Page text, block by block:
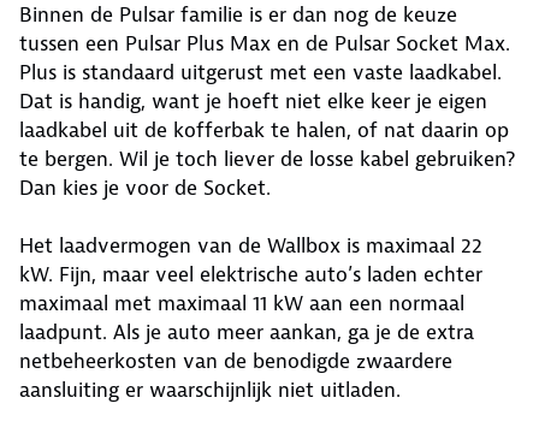
Binnen de Pulsar familie is er dan nog de keuze
tussen een Pulsar Plus Max en de Pulsar Socket Max.
Plus is standaard uitgerust met een vaste laadkabel.
Dat is handig, want je hoeft niet elke keer je eigen
laadkabel uit de kofferbak te halen, of nat daarin op
te bergen. Wil je toch liever de losse kabel gebruiken?
Dan kies je voor de Socket.
Het laadvermogen van de Wallbox is maximaal 22
kW. Fijn, maar veel elektrische auto’s laden echter
maximaal met maximaal 11 kW aan een normaal
laadpunt. Als je auto meer aankan, ga je de extra
netbeheerkosten van de benodigde zwaardere
aansluiting er waarschijnlijk niet uitladen.